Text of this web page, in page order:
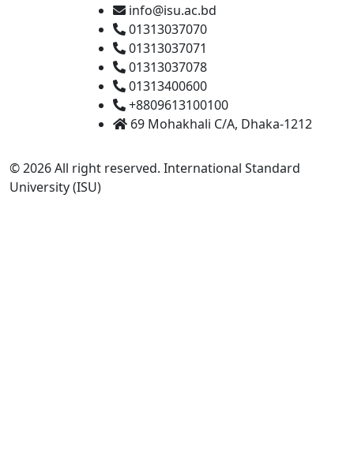
info@isu.ac.bd
01313037070
01313037071
01313037078
01313400600
+8809613100100
69 Mohakhali C/A, Dhaka-1212
© 2026 All right reserved. International Standard
University (ISU)